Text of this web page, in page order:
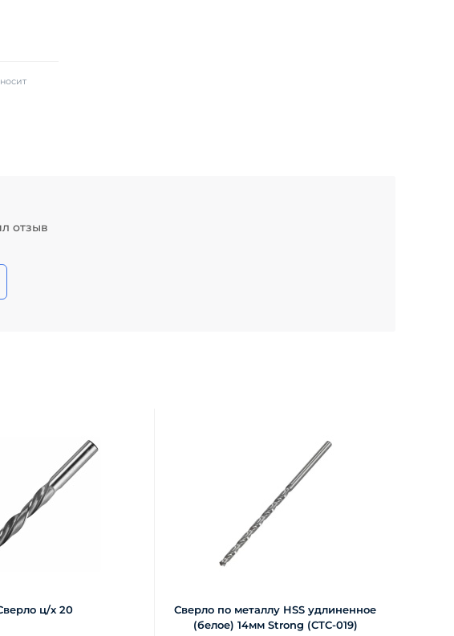
отзыв
ц/х 20
Сверло по металлу HSS удлиненное
(белое) 14мм Strong (CTC-019)